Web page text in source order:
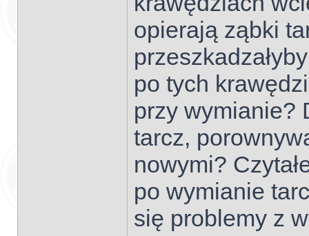
opierają ząbki
po tych
przy wymianie?
tarcz,
nowymi?
po wymianie
się problemy z